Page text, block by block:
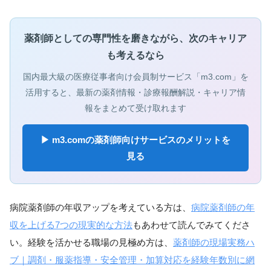
薬剤師としての専門性を磨きながら、次のキャリア
も考えるなら
国内最大級の医療従事者向け会員制サービス「m3.com」を
活用すると、最新の薬剤情報・診療報酬解説・キャリア情
報をまとめて受け取れます
▶ m3.comの薬剤師向けサービスのメリットを
見る
病院薬剤師の年収アップを考えている方は、 病院薬剤師の年
収を上げる7つの現実的な方法もあわせて読んでみてくださ
い。経験を活かせる職場の見極め方は、 薬剤師の現場実務ハ
ブ｜調剤・服薬指導・安全管理・加算対応を経験年数別に網